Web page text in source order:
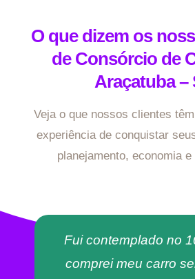
O que dizem os
de Consórcio de
Araçatuba –
Veja o que nossos clientes
experiência de conquistar
planejamento, economia e
Fui contemplado no
comprei meu carro